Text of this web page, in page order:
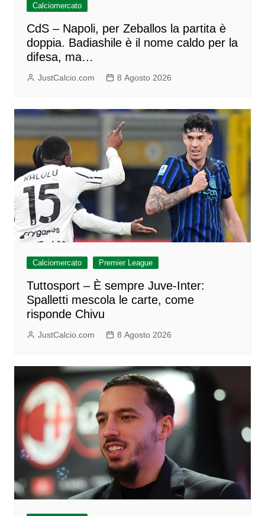
Calciomercato
CdS – Napoli, per Zeballos la partita è
doppia. Badiashile è il nome caldo per la
difesa, ma…
JustCalcio.com 8 Agosto 2026
Calciomercato Premier League
Tuttosport – È sempre Juve-Inter:
Spalletti mescola le carte, come
risponde Chivu
JustCalcio.com 8 Agosto 2026